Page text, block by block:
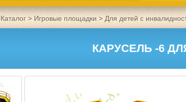
Каталог > Игровые площадки > Для детей с
КАРУСЕЛЬ -6